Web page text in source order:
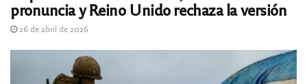
pronuncia y Reino Unido rechaza la versión
26 de abril de 2026